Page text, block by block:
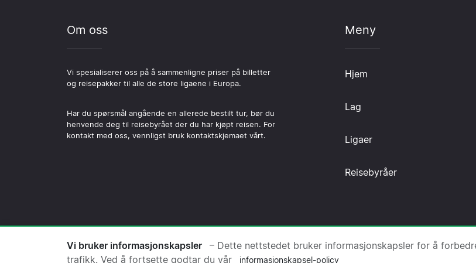
Om oss
Vi spesialiserer oss på å sammenligne priser på billetter
og reisepakker til alle de store ligaene i Europa.
Har du spørsmål angående en allerede bestilt tur, bør du
henvende deg til reisebyrået der du har kjøpt reisen. For
kontakt med oss, vennligst bruk kontaktskjemaet vårt.
Meny
Hjem
Lag
Ligaer
Reisebyråer
© 2026 Copyright Fotballreise.no ·Om oss ·Kontakt oss·Personvernerklæring
Vi bruker informasjonskapsler
– Dette nettstedet bruker informasjonskapsler for å
trafikk. Ved å fortsette godtar du vår
informasjonskapsel-policy